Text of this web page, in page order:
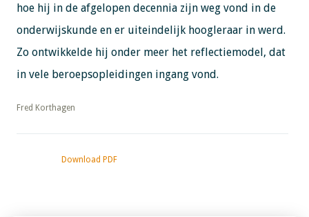
hoe hij in de afgelopen decennia zijn weg vond in de
onderwijskunde en er uiteindelijk hoogleraar in werd.
Zo ontwikkelde hij onder meer het reflectiemodel, dat
in vele beroepsopleidingen ingang vond.
​​​​​​​Fred Korthagen
Download PDF